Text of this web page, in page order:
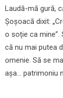
Laudă-mă gură,
Șoșoacă dixit:
o soție ca mine”.
că nu mai putea
omenie. Să se
așa... patrimoniu